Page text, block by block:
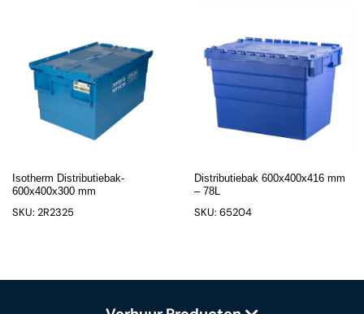
Isotherm Distributiebak-
600x400x300 mm
SKU: 2R2325
Distributiebak 600x400x416 mm
– 78L
SKU: 65204